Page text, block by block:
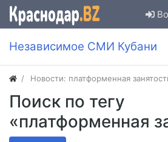
Независимое СМИ Кубани
Новости: платформенная
Поиск по тегу
«платформенная